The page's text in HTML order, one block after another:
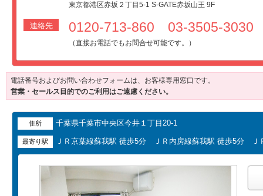
東京都港区赤坂２丁目5-1 S-GATE赤坂山王 9F
連絡先 0120-713-860 03-3505-3030
（直接お電話でもお問合せ可能です。）
電話番号およびお問い合わせフォームは、お客様専用窓口です。
営業・セールス目的でのご利用はご遠慮ください。
住所 千葉県千葉市中央区今井１丁目20-1
最寄り駅 ＪＲ京葉線蘇我駅 徒歩5分 ＪＲ内房線蘇我駅 徒歩5分 Ｊ